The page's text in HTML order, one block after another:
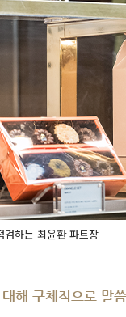
하는 최윤환 파트장
해 구체적으로 말